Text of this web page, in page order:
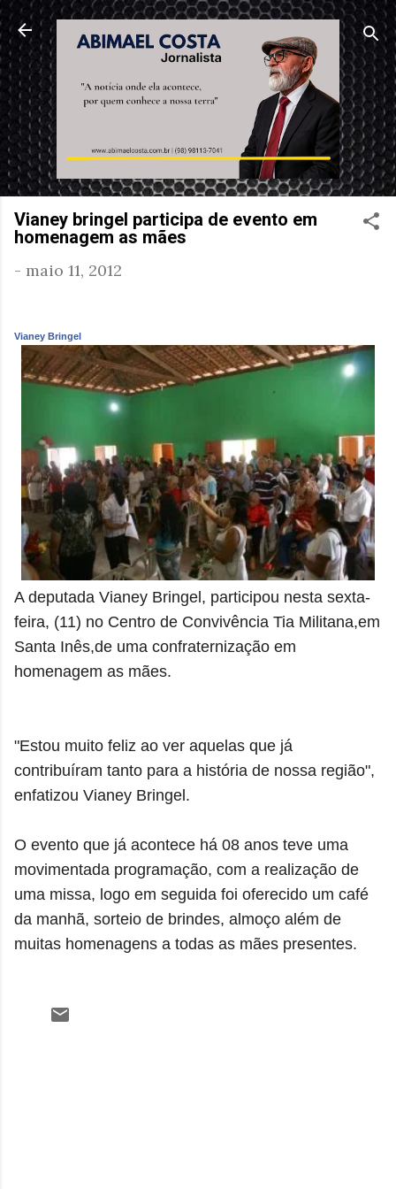
Pular para o conteúdo principal
Vianey bringel participa de evento em
homenagem as mães
- maio 11, 2012
Vianey Bringel
A deputada Vianey Bringel, participou nesta sexta-
feira, (11) no Centro de Convivência Tia Militana,em
Santa Inês,de uma confraternização em
homenagem as mães.
"Estou muito feliz ao ver aquelas que já
contribuíram tanto para a história de nossa região",
enfatizou Vianey Bringel.
O evento que já acontece há 08 anos teve uma
movimentada programação, com a realização de
uma missa, logo em seguida foi oferecido um café
da manhã, sorteio de brindes, almoço além de
muitas homenagens a todas as mães presentes.